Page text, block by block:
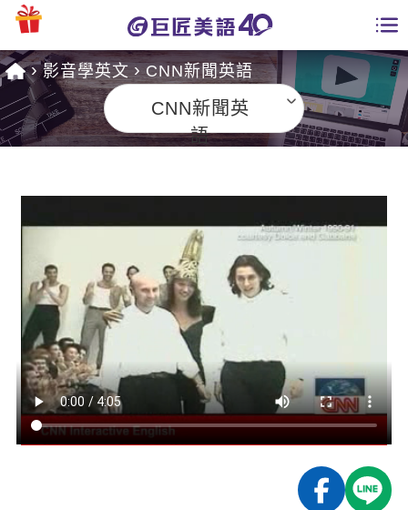
課程總覽
英文會話
商用英文
英文檢定
TOEIC 多益課程
IELTS 雅思課程
能力養成
自然發音
特色課程
全國分校
免費資源
英文部落格
多益秒學堂
影音學英文
師資團隊
學習分享
學員故事
校園贊助
學員專區
影音學英文 CNN新聞英語
CNN新聞英
語